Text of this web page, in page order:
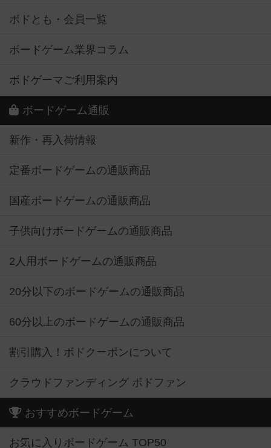
ボドとも・会員一覧
ボードゲーム業界コラム
ボドゲーマご利用案内
ボードゲーム通販
新作・再入荷情報
定番ボードゲームの通販商品
国産ボードゲームの通販商品
子供向けボードゲームの通販商品
2人用ボードゲームの通販商品
20分以下のボードゲームの通販商品
60分以上のボードゲームの通販商品
割引購入！ボドクーポンについて
クラウドファンディング ボドファン
おすすめボードゲーム
お気に入りボードゲーム TOP50